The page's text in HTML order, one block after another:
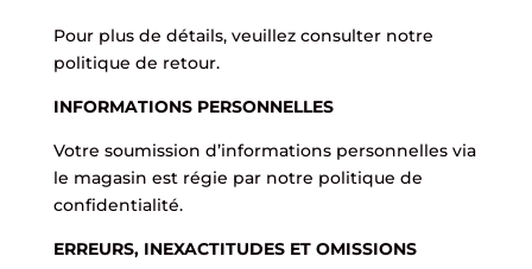
Pour plus de détails, veuillez consulter notre
politique de retour.
INFORMATIONS PERSONNELLES
Votre soumission d’informations personnelles via
le magasin est régie par notre politique de
confidentialité.
ERREURS, INEXACTITUDES ET OMISSIONS